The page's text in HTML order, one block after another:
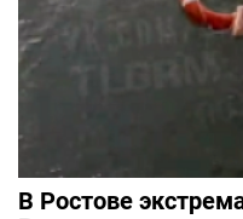
В Ростове